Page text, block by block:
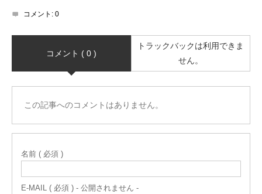
コメント: 0
コメント ( 0 )
トラックバックは利用できま
せん。
この記事へのコメントはありません。
名前 ( 必須 )
E-MAIL ( 必須 ) - 公開されません -